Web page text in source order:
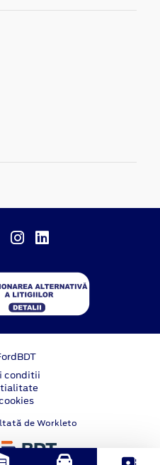
conditii
de Workleto